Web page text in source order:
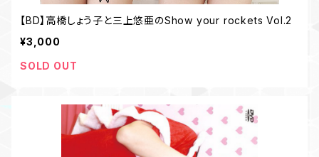
【BD】高橋しょう子と三上悠亜のShow your rockets Vol.2
¥3,000
SOLD OUT